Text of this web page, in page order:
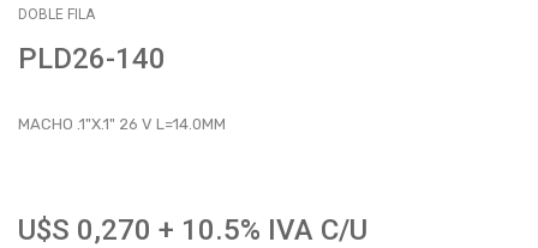
DOBLE FILA
PLD26-140
MACHO .1"X.1" 26 V L=14.0MM
U$S 0,270 + 10.5% IVA C/U